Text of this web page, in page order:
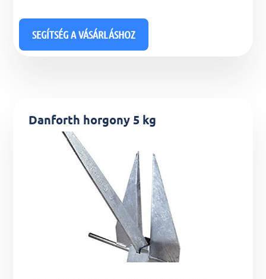
SEGÍTSÉG A VÁSÁRLÁSHOZ
Danforth horgony 5 kg